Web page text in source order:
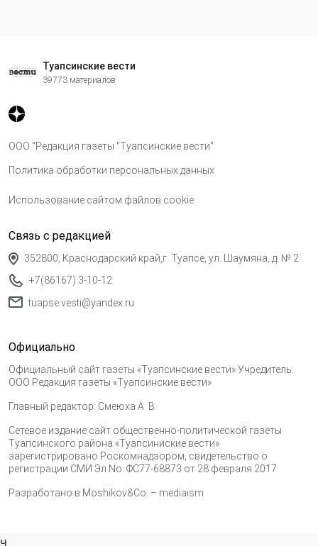
Туапсинские вести
39773 материалов
ООО "Редакция газеты "Туапсинские вести"
Политика обработки персональных данных
Использование сайтом файлов cookie
Связь с редакцией
352800, Краснодарский край,г. Туапсе, ул. Шаумяна, д. № 2
+7(86167) 3-10-12
tuapse.vesti@yandex.ru
Официально
Официальный сайт газеты «Туапсинские вести» Учредитель:
ООО Редакция газеты «Туапсинские вести»
Главный редактор: Смеюха А. В.
Сетевое издание сайт общественно-политической газеты
Туапсинского района «Туапсиниские вести»
зарегистрировано Роскомнадзором, свидетельство о
регистрации СМИ Эл No. ФС77-68873 от 28 февраля 2017
Разработано в Moshikov&Co. – mediaism
ч